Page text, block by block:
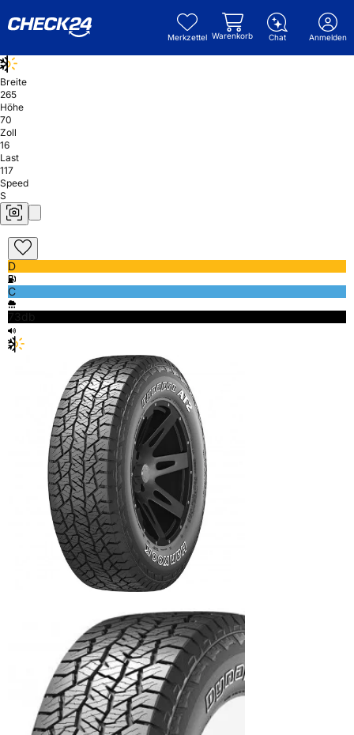
Merkzettel Warenkorb Chat Anmelden
Breite
265
Höhe
70
Zoll
16
Last
117
Speed
S
D
C
73db